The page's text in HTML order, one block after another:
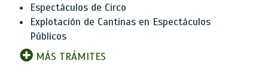
Espectáculos de Circo
Explotación de Cantinas en Espectáculos
Públicos
MÁS TRÁMITES